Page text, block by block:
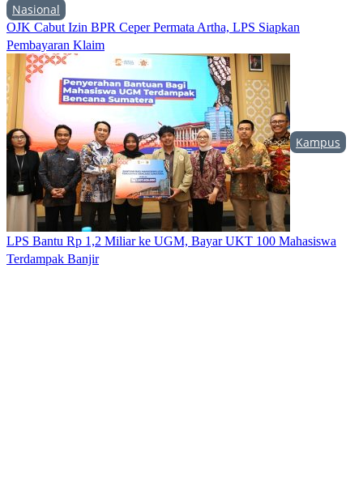
Nasional
OJK Cabut Izin BPR Ceper Permata Artha, LPS Siapkan
Pembayaran Klaim
Kampus
LPS Bantu Rp 1,2 Miliar ke UGM, Bayar UKT 100 Mahasiswa
Terdampak Banjir